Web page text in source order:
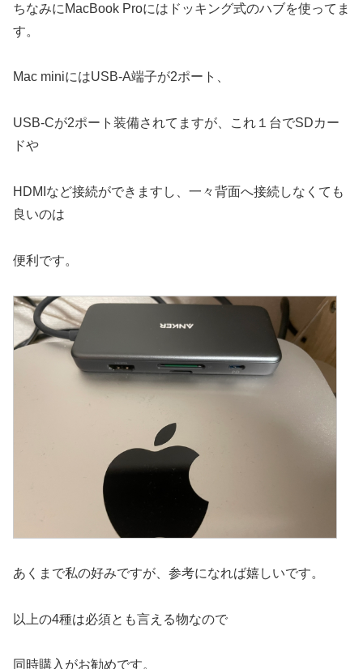
ちなみにMacBook Proにはドッキング式のハブを使ってま
す。
Mac miniにはUSB-A端子が2ポート、
USB-Cが2ポート装備されてますが、これ１台でSDカー
ドや
HDMIなど接続ができますし、一々背面へ接続しなくても
良いのは
便利です。
あくまで私の好みですが、参考になれば嬉しいです。
以上の4種は必須とも言える物なので
同時購入がお勧めです。